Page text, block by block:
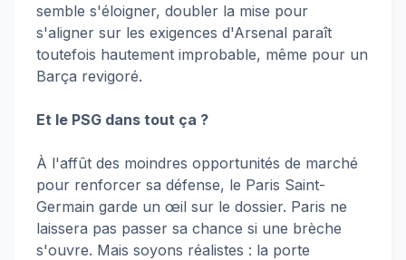
semble s'éloigner, doubler la mise pour
s'aligner sur les exigences d'Arsenal paraît
toutefois hautement improbable, même pour un
Barça revigoré.
Et le PSG dans tout ça ?
À l'affût des moindres opportunités de marché
pour renforcer sa défense, le Paris Saint-
Germain garde un œil sur le dossier. Paris ne
laissera pas passer sa chance si une brèche
s'ouvre. Mais soyons réalistes : la porte